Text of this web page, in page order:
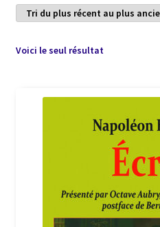
Conditions de Vente
Connection
Listes d’Envies
Livres de Peter Randa
Livres de Philippe Randa
Newsletter
Voici le seul résultat